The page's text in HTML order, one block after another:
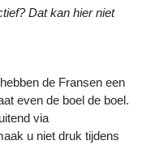
Dat kan hier niet
de Fransen een
even de boel de boel.
via
u niet druk tijdens